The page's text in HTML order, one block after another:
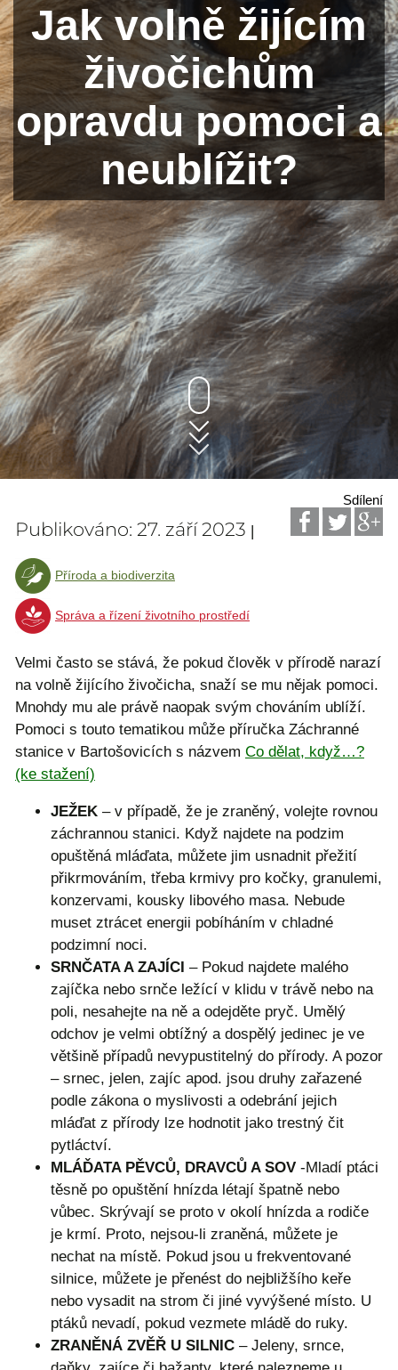
Jak volně žijícím
živočichům
opravdu pomoci a
neublížit?
Sdílení
Publikováno: 27. září 2023 |
Příroda a biodiverzita
Správa a řízení životního prostředí
Velmi často se stává, že pokud člověk v přírodě narazí
na volně žijícího živočicha, snaží se mu nějak pomoci.
Mnohdy mu ale právě naopak svým chováním ublíží.
Pomoci s touto tematikou může příručka Záchranné
stanice v Bartošovicích s názvem Co dělat, když…?
(ke stažení)
JEŽEK – v případě, že je zraněný, volejte rovnou
záchrannou stanici. Když najdete na podzim
opuštěná mláďata, můžete jim usnadnit přežití
přikrmováním, třeba krmivy pro kočky, granulemi,
konzervami, kousky libového masa. Nebude
muset ztrácet energii pobíháním v chladné
podzimní noci.
SRNČATA A ZAJÍCI – Pokud najdete malého
zajíčka nebo srnče ležící v klidu v trávě nebo na
poli, nesahejte na ně a odejděte pryč. Umělý
odchov je velmi obtížný a dospělý jedinec je ve
většině případů nevypustitelný do přírody. A pozor
– srnec, jelen, zajíc apod. jsou druhy zařazené
podle zákona o myslivosti a odebrání jejich
mláďat z přírody lze hodnotit jako trestný čit
pytláctví.
MLÁĎATA PĚVCŮ, DRAVCŮ A SOV -Mladí ptáci
těsně po opuštění hnízda létají špatně nebo
vůbec. Skrývají se proto v okolí hnízda a rodiče
je krmí. Proto, nejsou-li zraněná, můžete je
nechat na místě. Pokud jsou u frekventované
silnice, můžete je přenést do nejbližšího keře
nebo vysadit na strom či jiné vyvýšené místo. U
ptáků nevadí, pokud vezmete mládě do ruky.
ZRANĚNÁ ZVĚŘ U SILNIC – Jeleny, srnce,